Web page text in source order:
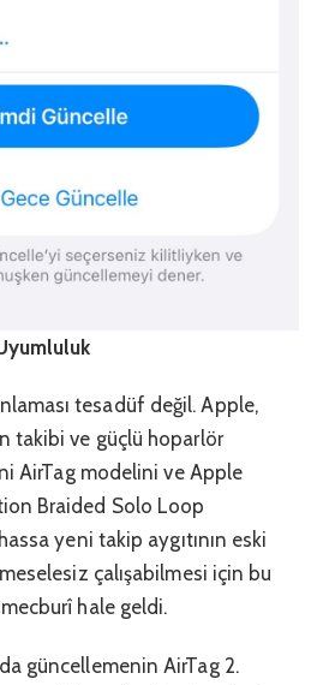
tesadüf değil. Apple,
takibi ve güçlü hoparlör
AirTag modelini ve Apple
Braided Solo Loop
yeni takip aygıtının eski
çalışabilmesi için bu
hale geldi.
güncellemenin AirTag 2.